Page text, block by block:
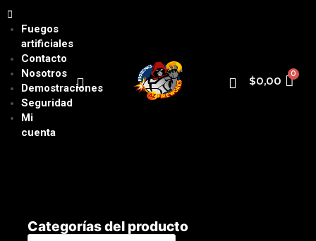
Fuegos
artificiales
Contacto
Nosotros
Demostraciones
Seguridad
Mi
cuenta
$0,00
Categorías del producto